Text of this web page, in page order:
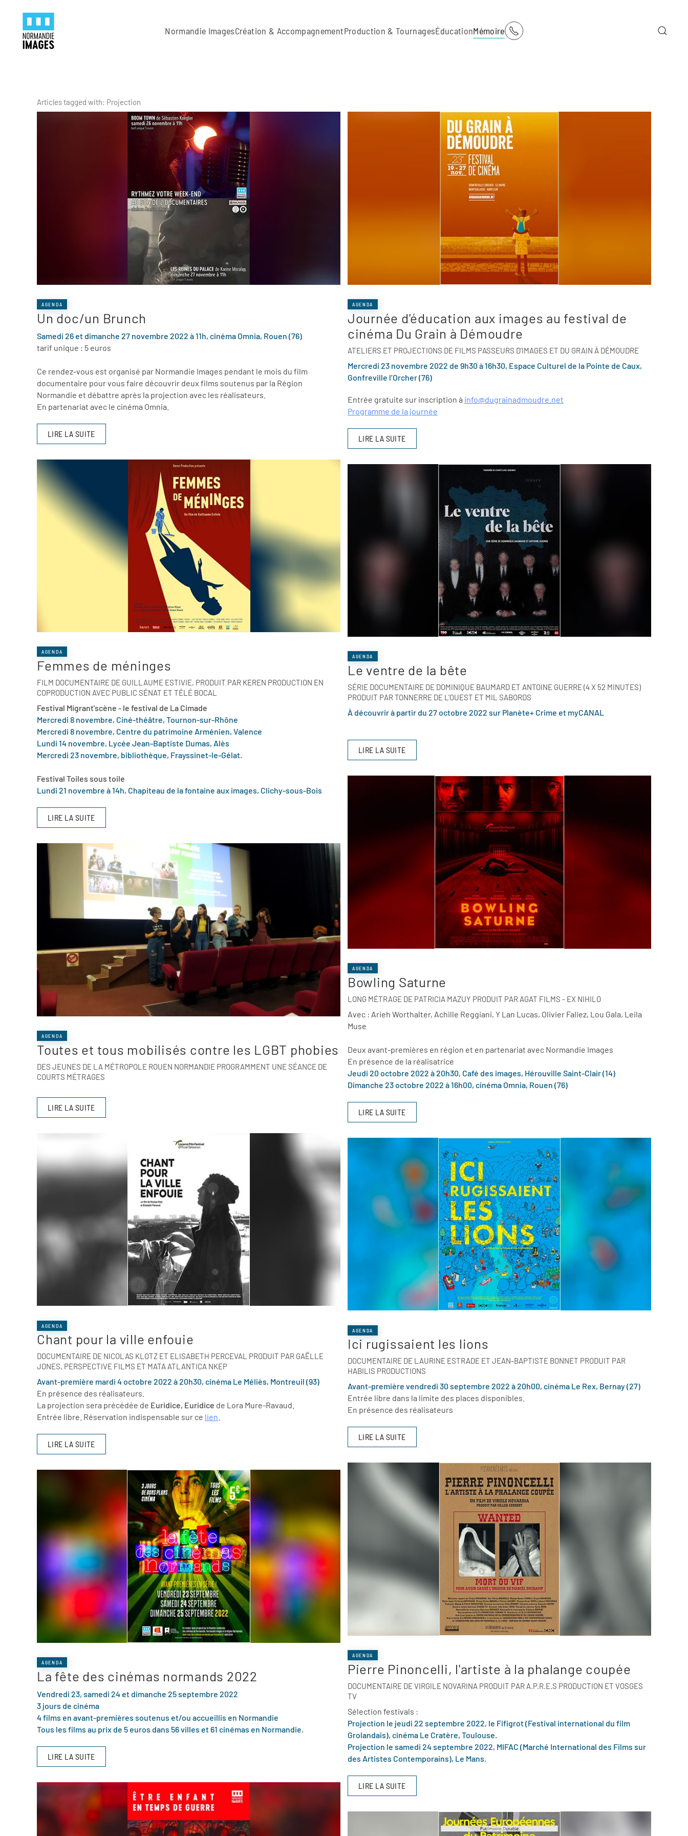
Skip to main content
Normandie ImagesCréation & AccompagnementProduction & TournagesÉducationMémoire
Articles tagged with: Projection
AGENDA
Un doc/un Brunch
Samedi 26 et dimanche 27 novembre 2022 à 11h, cinéma Omnia, Rouen (76)
tarif unique : 5 euros
Ce rendez-vous est organisé par Normandie Images pendant le mois du film
documentaire pour vous faire découvrir deux films soutenus par la Région
Normandie et débattre après la projection avec les réalisateurs.
En partenariat avec le cinéma Omnia.
LIRE LA SUITE
AGENDA
Femmes de méninges
FILM DOCUMENTAIRE DE GUILLAUME ESTIVIE, PRODUIT PAR KEREN PRODUCTION EN
COPRODUCTION AVEC PUBLIC SÉNAT ET TÉLÉ BOCAL
Festival Migrant'scène - le festival de La Cimade
Mercredi 8 novembre, Ciné-théâtre, Tournon-sur-Rhône
Mercredi 8 novembre, Centre du patrimoine Arménien, Valence
Lundi 14 novembre, Lycée Jean-Baptiste Dumas, Alès
Mercredi 23 novembre, bibliothèque, Frayssinet-le-Gélat.
Festival Toiles sous toile
Lundi 21 novembre à 14h, Chapiteau de la fontaine aux images, Clichy-sous-Bois
LIRE LA SUITE
AGENDA
Toutes et tous mobilisés contre les LGBT phobies
DES JEUNES DE LA MÉTROPOLE ROUEN NORMANDIE PROGRAMMENT UNE SÉANCE DE
COURTS MÉTRAGES
LIRE LA SUITE
AGENDA
Chant pour la ville enfouie
DOCUMENTAIRE DE NICOLAS KLOTZ ET ELISABETH PERCEVAL PRODUIT PAR GAËLLE
JONES, PERSPECTIVE FILMS ET MATA ATLANTICA NKEP
Avant-première mardi 4 octobre 2022 à 20h30, cinéma Le Méliès, Montreuil (93)
En présence des réalisateurs.
La projection sera précédée de Euridice, Euridice de Lora Mure-Ravaud.
Entrée libre. Réservation indispensable sur ce lien
LIRE LA SUITE
AGENDA
La fête des cinémas normands 2022
Vendredi 23, samedi 24 et dimanche 25 septembre 2022
3 jours de cinéma
4 films en avant-premières soutenus et/ou accueillis en Normandie
Tous les films au prix de 5 euros dans 56 villes et 61 cinémas en Normandie.
LIRE LA SUITE
AGENDA
Journée d'éducation aux images au festival de
cinéma Du Grain à Démoudre
ATELIERS ET PROJECTIONS DE FILMS PASSEURS D'IMAGES ET DU GRAIN À DÉMOUDRE
Mercredi 23 novembre 2022 de 9h30 à 16h30, Espace Culturel de la Pointe de Caux,
Gonfreville l’Orcher (76)
Entrée gratuite sur inscription à info@dugrainadmoudre.net
Programme de la journée
LIRE LA SUITE
AGENDA
Le ventre de la bête
SÉRIE DOCUMENTAIRE DE DOMINIQUE BAUMARD ET ANTOINE GUERRE (4 X 52 MINUTES)
PRODUIT PAR TONNERRE DE L'OUEST ET MIL SABORDS
À découvrir à partir du 27 octobre 2022 sur Planète+ Crime et myCANAL
LIRE LA SUITE
AGENDA
Bowling Saturne
LONG MÉTRAGE DE PATRICIA MAZUY PRODUIT PAR AGAT FILMS - EX NIHILO
Avec : Arieh Worthalter, Achille Reggiani, Y Lan Lucas, Olivier Faliez, Lou Gala, Leila
Muse
Deux avant-premières en région et en partenariat avec Normandie Images
En présence de la réalisatrice
Jeudi 20 octobre 2022 à 20h30, Café des images, Hérouville Saint-Clair (14)
Dimanche 23 octobre 2022 à 16h00, cinéma Omnia, Rouen (76)
LIRE LA SUITE
AGENDA
Ici rugissaient les lions
DOCUMENTAIRE DE LAURINE ESTRADE ET JEAN-BAPTISTE BONNET PRODUIT PAR
HABILIS PRODUCTIONS
Avant-première vendredi 30 septembre 2022 à 20h00, cinéma Le Rex, Bernay (27)
Entrée libre dans la limite des places disponibles.
En présence des réalisateurs
LIRE LA SUITE
AGENDA
Pierre Pinoncelli, l'artiste à la phalange coupée
DOCUMENTAIRE DE VIRGILE NOVARINA PRODUIT PAR A.P.R.E.S PRODUCTION ET VOSGES
TV
Sélection festivals :
Projection le jeudi 22 septembre 2022, le Fifigrot (Festival international du film
Grolandais), cinéma Le Cratère, Toulouse.
Projection le samedi 24 septembre 2022, MIFAC (Marché International des Films sur
des Artistes Contemporains), Le Mans.
LIRE LA SUITE